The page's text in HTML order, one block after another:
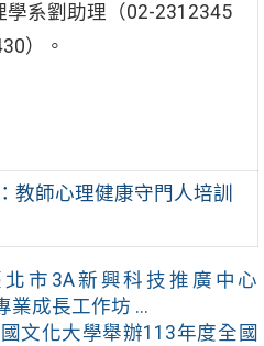
學系劉助理（02-2312345
）。
教師心理健康守門人培訓
北市3A新興科技推廣中心
業成長工作坊 ...
文化大學舉辦113年度全國